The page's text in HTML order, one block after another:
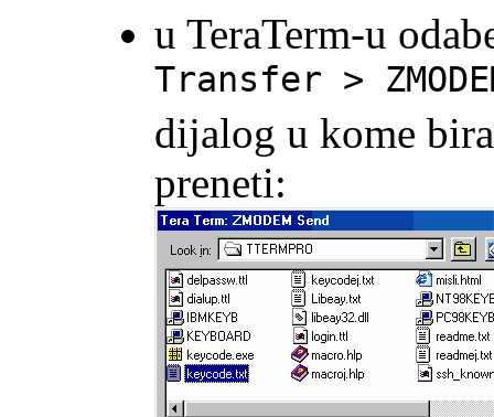
u TeraTerm-u
Transfer >
dijalog u kome
preneti: